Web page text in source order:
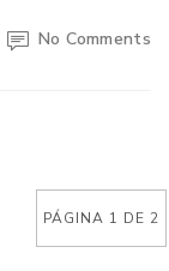
No Comments
PÁGINA 1 DE 2